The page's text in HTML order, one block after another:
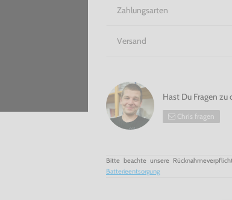
Zahlungsarten
Versand
Hast Du Fragen zu
Chris fragen
Bitte beachte unsere
Batterieentsorgung